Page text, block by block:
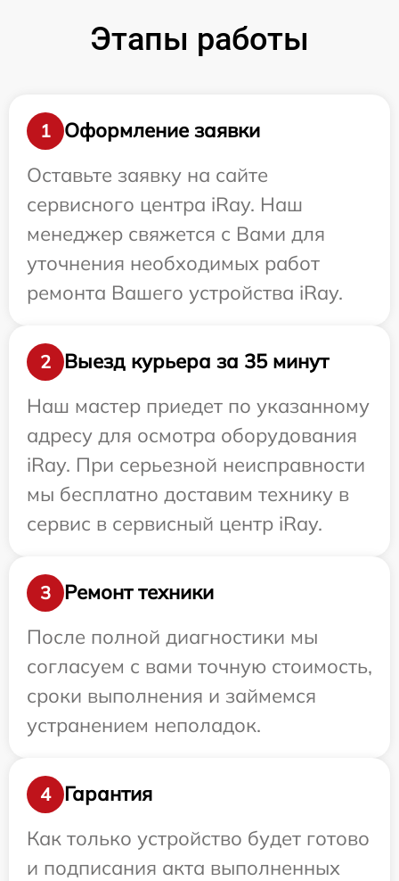
Этапы работы
1
Оформление заявки
Оставьте заявку на сайте
сервисного центра iRay. Наш
менеджер свяжется с Вами для
уточнения необходимых работ
ремонта Вашего устройства iRay.
2
Выезд курьера за 35 минут
Наш мастер приедет по указанному
адресу для осмотра оборудования
iRay. При серьезной неисправности
мы бесплатно доставим технику в
сервис в сервисный центр iRay.
3
Ремонт техники
После полной диагностики мы
согласуем с вами точную стоимость,
сроки выполнения и займемся
устранением неполадок.
4
Гарантия
Как только устройство будет готово
и подписания акта выполненных